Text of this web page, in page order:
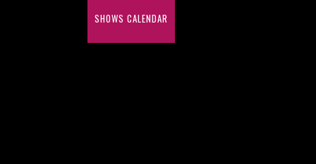
SHOWS CALENDAR